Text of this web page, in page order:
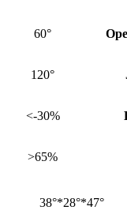
60°
120°
<-30%
>65%
38°*28°*47°